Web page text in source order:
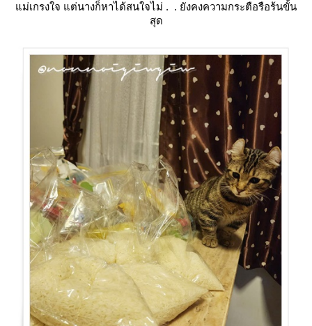
ม่เกรงใจ แต่นางก็หาได้สนใจไม่ . . ยังคงความกระตือรือร้นขั้น
สุด